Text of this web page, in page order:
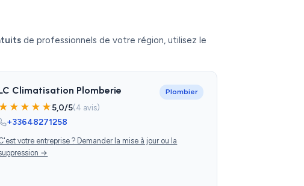
de professionnels de votre région, utilisez le
Climatisation Plomberie Plombier
★★★★★5,0/5(4 avis)
+33648271258
votre entreprise ? Demander la mise à jour ou la
→